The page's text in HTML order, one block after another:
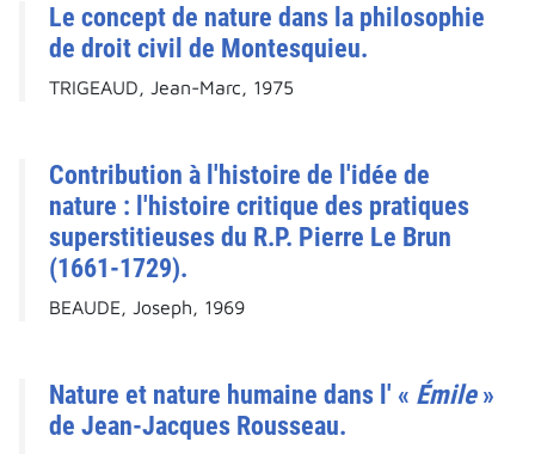
Le concept de nature dans la philosophie
de droit civil de Montesquieu.
TRIGEAUD, Jean-Marc, 1975
Contribution à l'histoire de l'idée de
nature : l'histoire critique des pratiques
superstitieuses du R.P. Pierre Le Brun
(1661-1729).
BEAUDE, Joseph, 1969
Nature et nature humaine dans l' « Émile»
de Jean-Jacques Rousseau.